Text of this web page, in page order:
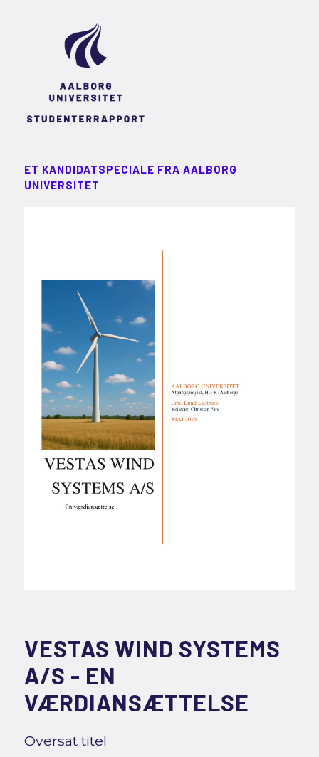
ET KANDIDATSPECIALE FRA AALBORG
UNIVERSITET
VESTAS WIND SYSTEMS
A/S - EN
VÆRDIANSÆTTELSE
Oversat titel